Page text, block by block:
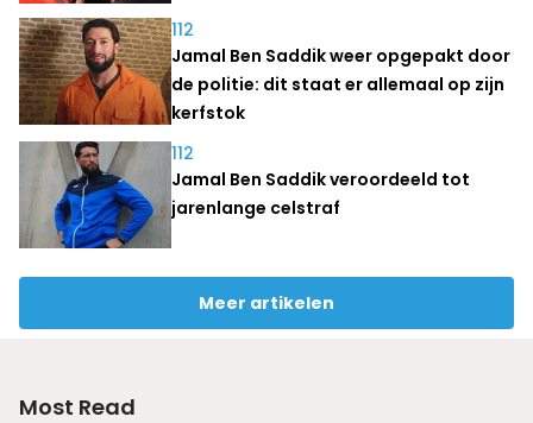
112
Jamal Ben Saddik weer opgepakt door
de politie: dit staat er allemaal op zijn
kerfstok
112
Jamal Ben Saddik veroordeeld tot
jarenlange celstraf
Meer artikelen
Most Read